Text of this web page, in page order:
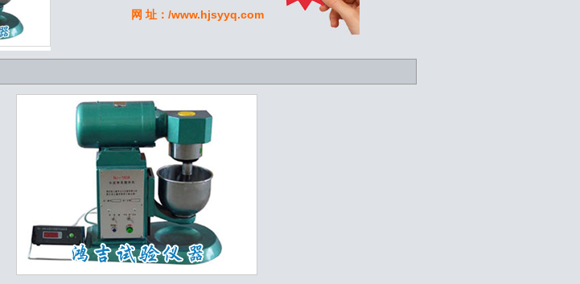
网 址：/www.hjsyyq.com